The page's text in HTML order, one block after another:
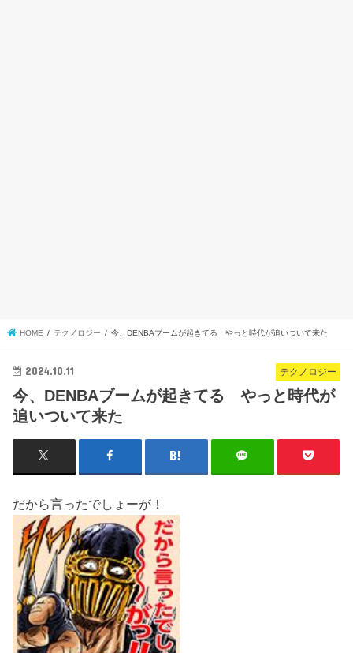
HOME テクノロジー 今、DENBAブームが起きてる やっと時代が追いついて来た
テクノロジー
2024.10.11
今、DENBAブームが起きてる やっと時代が
追いついて来た
だから言ったでしょーが！